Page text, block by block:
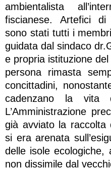
ambientalista
fiscianese. Artefici
sono stati tutti i
guidata dal sindaco
e propria istituzione
persona rimasta
concittadini,
cadenzano la vita
L’Amministrazione
già avviato la raccolta
si era arenata
delle isole ecologiche,
non dissimile dal